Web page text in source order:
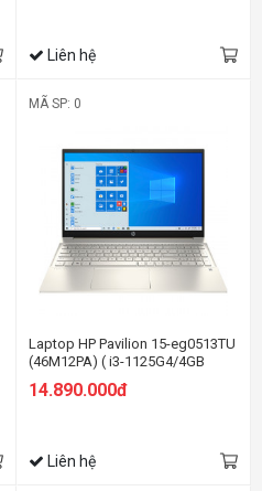
Liên hệ
MÃ SP: 0
Laptop HP Pavilion 15-eg0513TU
(46M12PA) ( i3-1125G4/4GB
FHD/Win11/Vàng)
14.890.000đ
Liên hệ